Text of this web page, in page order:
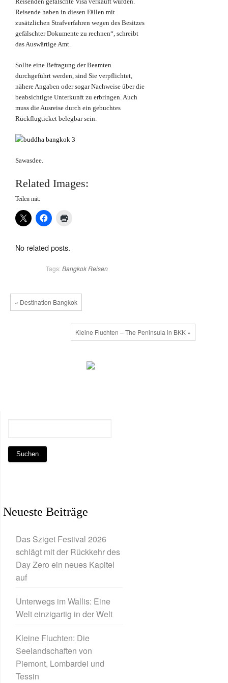
Reisende haben in diesen Fällen mit
zusätzlichen Strafverfahren wegen des Besitzes
gefälschter Dokumente zu rechnen“, schreibt
das Auswärtige Amt.
Sollte eine Befragung der Beamten
durchgeführt werden, sind Sie verpflichtet,
nähere Angaben oder sogar Nachweise über die
beabsichtigte Unterkunft zu erbringen. Auch
muss die Ausreise durch ein gebuchtes
Rückflugticket belegbar sein.
Sawasdee.
Related Images:
Teilen mit:
No related posts.
Tags: BangkokReisen
« Destination Bangkok
Kleine Fluchten – The Peninsula in BKK »
Neueste Beiträge
Das Sziget Festival 2026
schlägt mit der Rückkehr des
Day Zero ein neues Kapitel
auf
Unterwegs im Wallis: Eine
Welt einzigartig in der Welt
Kleine Fluchten: Die
Seelandschaften von
Piemont, Lombardei und
Tessin